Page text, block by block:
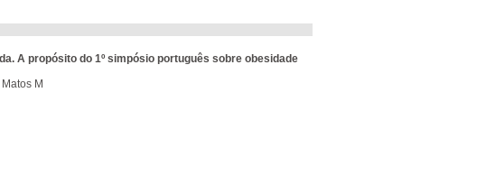
A propósito do 1º simpósio português sobre obesidade
M